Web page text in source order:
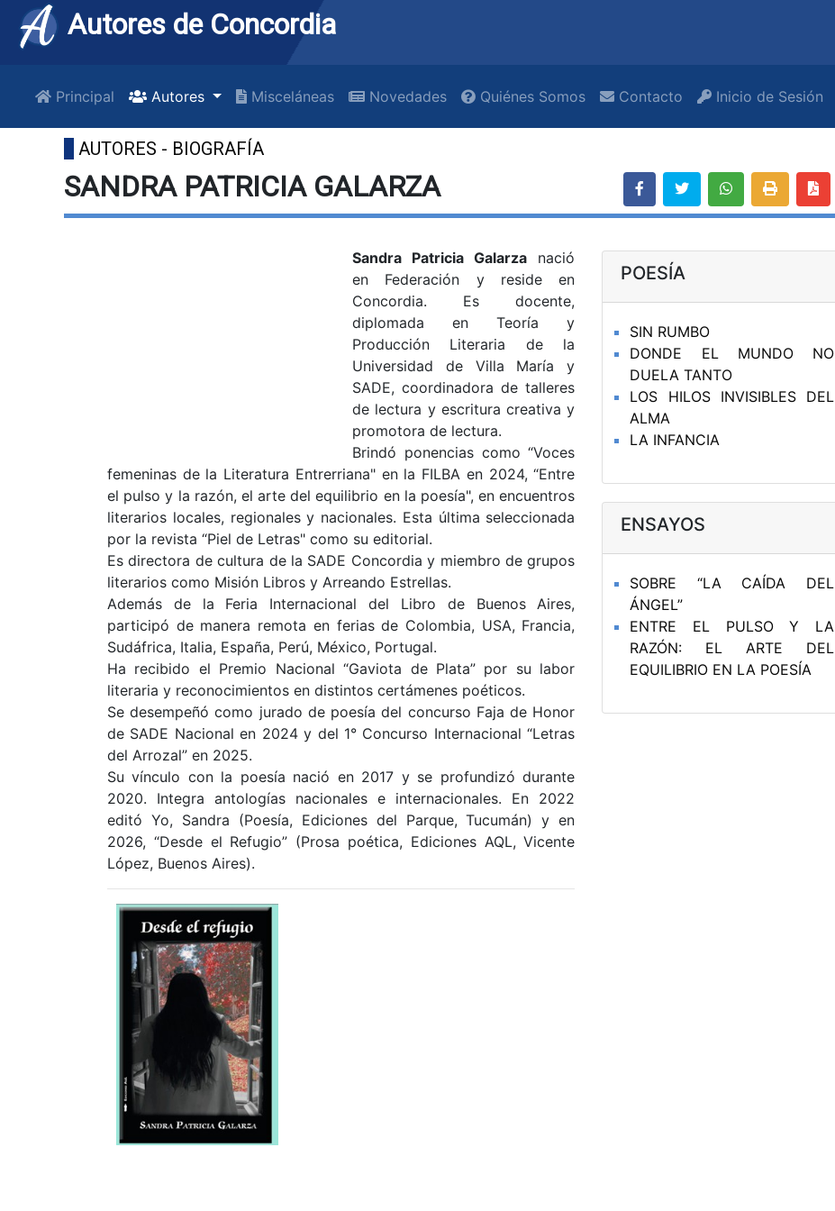
Autores de Concordia
Principal Autores Misceláneas Novedades Quiénes Somos Contacto Inicio de Sesión
AUTORES - BIOGRAFÍA
SANDRA PATRICIA GALARZA
Sandra Patricia Galarza nació
en Federación y reside en
Concordia. Es docente,
diplomada en Teoría y
Producción Literaria de la
Universidad de Villa María y
SADE, coordinadora de talleres
de lectura y escritura creativa y
promotora de lectura.
Brindó ponencias como “Voces
femeninas de la Literatura Entrerriana" en la FILBA en 2024, “Entre
el pulso y la razón, el arte del equilibrio en la poesía", en encuentros
literarios locales, regionales y nacionales. Esta última seleccionada
por la revista “Piel de Letras" como su editorial.
Es directora de cultura de la SADE Concordia y miembro de grupos
literarios como Misión Libros y Arreando Estrellas.
Además de la Feria Internacional del Libro de Buenos Aires,
participó de manera remota en ferias de Colombia, USA, Francia,
Sudáfrica, Italia, España, Perú, México, Portugal.
Ha recibido el Premio Nacional “Gaviota de Plata” por su labor
literaria y reconocimientos en distintos certámenes poéticos.
Se desempeñó como jurado de poesía del concurso Faja de Honor
de SADE Nacional en 2024 y del 1° Concurso Internacional “Letras
del Arrozal” en 2025.
Su vínculo con la poesía nació en 2017 y se profundizó durante
2020. Integra antologías nacionales e internacionales. En 2022
editó Yo, Sandra (Poesía, Ediciones del Parque, Tucumán) y en
2026, “Desde el Refugio” (Prosa poética, Ediciones AQL, Vicente
López, Buenos Aires).
POESÍA
SIN RUMBO
DONDE EL MUNDO NO
DUELA TANTO
LOS HILOS INVISIBLES DEL
ALMA
LA INFANCIA
ENSAYOS
SOBRE “LA CAÍDA DEL
ÁNGEL”
ENTRE EL PULSO Y LA
RAZÓN: EL ARTE DEL
EQUILIBRIO EN LA POESÍA